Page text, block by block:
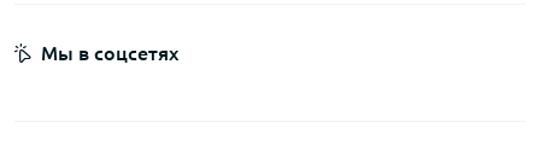
Мы в соцсетях